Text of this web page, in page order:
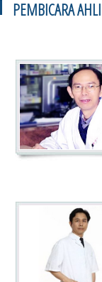
PEMBICARA AHLI